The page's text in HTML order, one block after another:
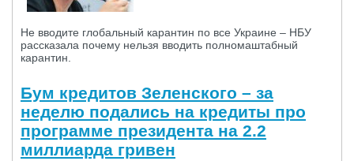
Не вводите глобальный карантин по все Украине – НБУ
рассказала почему нельзя вводить полномаштабный
карантин.
Бум кредитов Зеленского – за
неделю подались на кредиты про
программе президента на 2.2
миллиарда гривен